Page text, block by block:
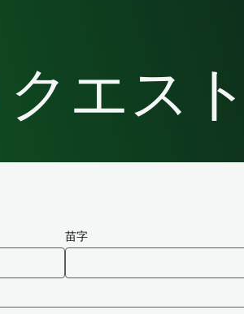
エスト
苗字